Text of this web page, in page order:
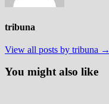
tribuna
View all posts by tribuna →
You might also like